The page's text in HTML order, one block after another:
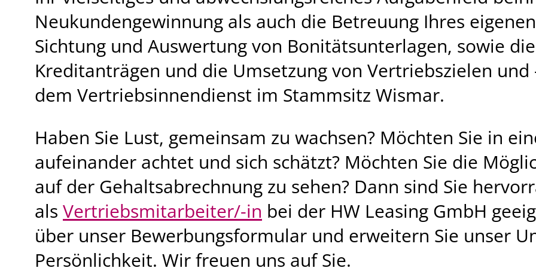
Neukundengewinnung als auch die Betreuung Ihres
Sichtung und Auswertung von Bonitätsunterlagen, sowie
Kreditanträgen und die Umsetzung von Vertriebszielen
dem Vertriebsinnendienst im Stammsitz Wismar.
Haben Sie Lust, gemeinsam zu wachsen? Möchten Sie in
aufeinander achtet und sich schätzt? Möchten Sie die
auf der Gehaltsabrechnung zu sehen? Dann sind Sie
als Vertriebsmitarbeiter/-in bei der HW Leasing GmbH
über unser Bewerbungsformular und erweitern Sie unser
Persönlichkeit. Wir freuen uns auf Sie.